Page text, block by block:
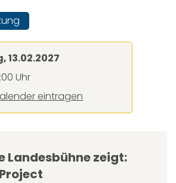
13.02.2027
Uhr
eintragen
Landesbühne zeigt: